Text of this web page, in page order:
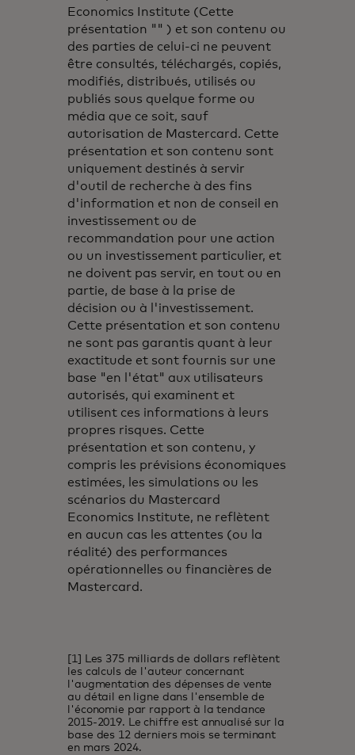
Economics Institute (Cette
présentation "" ) et son contenu ou
des parties de celui-ci ne peuvent
être consultés, téléchargés, copiés,
modifiés, distribués, utilisés ou
publiés sous quelque forme ou
média que ce soit, sauf
autorisation de Mastercard. Cette
présentation et son contenu sont
uniquement destinés à servir
d'outil de recherche à des fins
d'information et non de conseil en
investissement ou de
recommandation pour une action
ou un investissement particulier, et
ne doivent pas servir, en tout ou en
partie, de base à la prise de
décision ou à l'investissement.
Cette présentation et son contenu
ne sont pas garantis quant à leur
exactitude et sont fournis sur une
base "en l'état" aux utilisateurs
autorisés, qui examinent et
utilisent ces informations à leurs
propres risques. Cette
présentation et son contenu, y
compris les prévisions économiques
estimées, les simulations ou les
scénarios du Mastercard
Economics Institute, ne reflètent
en aucun cas les attentes (ou la
réalité) des performances
opérationnelles ou financières de
Mastercard.
[1] Les 375 milliards de dollars reflètent
les calculs de l'auteur concernant
l'augmentation des dépenses de vente
au détail en ligne dans l'ensemble de
l'économie par rapport à la tendance
2015-2019. Le chiffre est annualisé sur la
base des 12 derniers mois se terminant
en mars 2024.